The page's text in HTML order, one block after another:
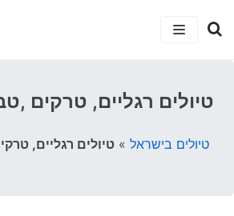
5 קבוצות פייסבוק
קבוצות
טיולים רגליים, טרקים
טיולים בישראל » טיולים רגליים,